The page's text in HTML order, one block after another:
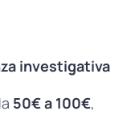
investigativa
50€ a 100€,